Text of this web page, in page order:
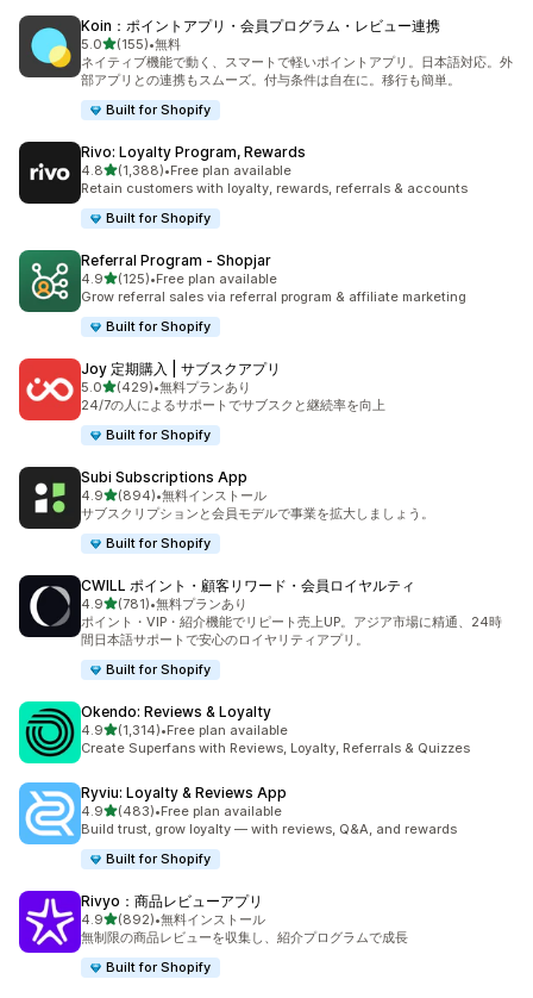
Koin：ポイントアプリ・会員プログラム・レビュー連携
5.05つ星中
(155)
合計レビュー数：155件
•無料
ネイティブ機能で動く、スマートで軽いポイントアプリ。日本語対応。外
部アプリとの連携もスムーズ。付与条件は自在に。移行も簡単。
Built for Shopify
Rivo: Loyalty Program, Rewards
4.85つ星中
(1,388)
合計レビュー数：1388件
•Free plan available
Retain customers with loyalty, rewards, referrals & accounts
Built for Shopify
Referral Program ‑ Shopjar
4.95つ星中
(125)
合計レビュー数：125件
•Free plan available
Grow referral sales via referral program & affiliate marketing
Built for Shopify
Joy 定期購入 | サブスクアプリ
5.05つ星中
(429)
合計レビュー数：429件
•無料プランあり
24/7の人によるサポートでサブスクと継続率を向上
Built for Shopify
Subi Subscriptions App
4.95つ星中
(894)
合計レビュー数：894件
•無料インストール
サブスクリプションと会員モデルで事業を拡大しましょう。
Built for Shopify
CWILL ポイント・顧客リワード・会員ロイヤルティ
4.95つ星中
(781)
合計レビュー数：781件
•無料プランあり
ポイント・VIP・紹介機能でリピート売上UP。アジア市場に精通、24時
間日本語サポートで安心のロイヤリティアプリ。
Built for Shopify
Okendo: Reviews & Loyalty
4.95つ星中
(1,314)
合計レビュー数：1314件
•Free plan available
Create Superfans with Reviews, Loyalty, Referrals & Quizzes
Ryviu: Loyalty & Reviews App
4.95つ星中
(483)
合計レビュー数：483件
•Free plan available
Build trust, grow loyalty — with reviews, Q&A, and rewards
Built for Shopify
Rivyo：商品レビューアプリ
4.95つ星中
(892)
合計レビュー数：892件
•無料インストール
無制限の商品レビューを収集し、紹介プログラムで成長
Built for Shopify